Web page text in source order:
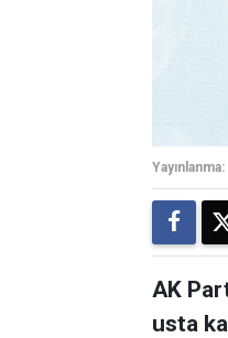
Yayınlanma:
AK
usta